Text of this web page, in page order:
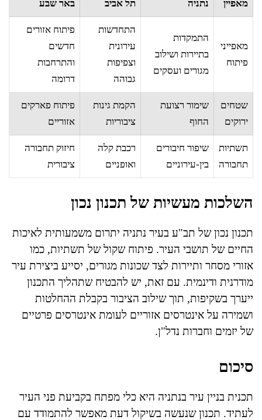
מאפיין נתניה תל אביב באר שבע
מאפייני
פיתוח
התמקדות
בתיירות ושילוב
מגורים ועסקים
התחדשות
עירונית
וצפיפות
גבוהה
פיתוח אזורים
חדשים
והתרחבות
דרומה
שטחים
ירוקים
שימור רצועת
החוף
הקמת גינות
ציבוריות
פיתוח פארקים
אזוריים
תשתיות
תחבורה
שיפור חיבורים
בין-עירוניים
רכבת קלה
ואופניים
חיזוק תחבורה
ציבורית
השלכות מעשיות של תכנון נכון
תכנון נכון של תב"ע בעיר נתניה יתרום משמעותית לאיכות
החיים של תושבי העיר. פיתוח שקול של תשתיות, כמו
אזורי מסחר ותיירות לצד שכונות מגורים, יסייע ביצירת עיר
מודרנית ודינמית. עם זאת, יש להבטיח שתהליך התכנון
ייערך בשקיפות, תוך שילוב הציבור בקבלת ההחלטות
ושמירה על אינטרסים אזוריים לעומת אינטרסים פרטיים
של יזמים וחברות נדל"ן.
סיכום
תכנית בניין עיר בנתניה היא כלי מפתח בקביעת פני העיר
לעתיד. תכנון שנעשה בשיקול דעת מאפשר להתמודד עם